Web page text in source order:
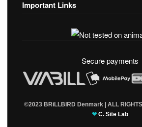
Important Links
Fortrolighedspolitik
Secure payments
©2023 BRiLLBIRD Denmark | ALL
❤ C. Site Lab